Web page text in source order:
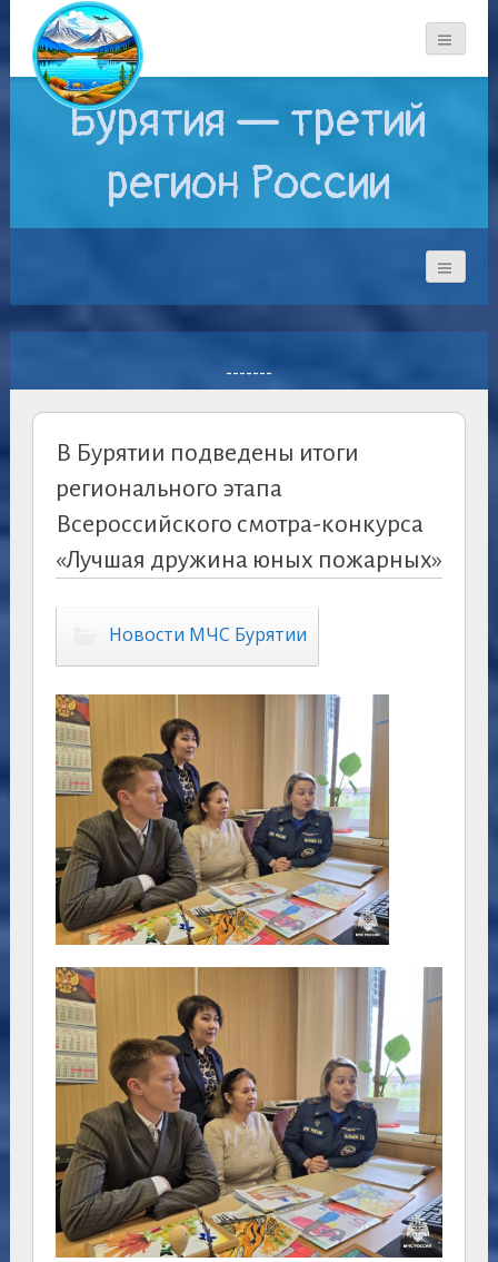
Бурятия — третий
регион России
-------
В Бурятии подведены итоги
регионального этапа
Всероссийского смотра-конкурса
«Лучшая дружина юных пожарных»
Новости МЧС Бурятии